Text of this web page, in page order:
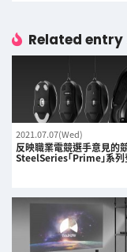
Related entry
2021.07.07(Wed)
反映職業電競選手意見的
SteelSeries「Prime」系列